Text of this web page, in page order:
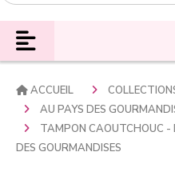
ACCUEIL
AU PAYS DES
TAMPON CAOUTCHOUC -
DES GOURMANDISES